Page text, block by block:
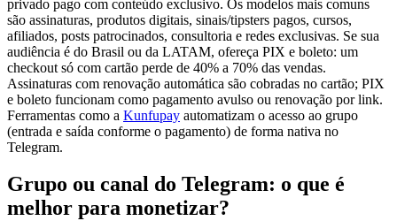
privado pago com conteúdo exclusivo. Os modelos mais comuns
são assinaturas, produtos digitais, sinais/tipsters pagos, cursos,
afiliados, posts patrocinados, consultoria e redes exclusivas. Se sua
audiência é do Brasil ou da LATAM, ofereça PIX e boleto: um
checkout só com cartão perde de 40% a 70% das vendas.
Assinaturas com renovação automática são cobradas no cartão; PIX
e boleto funcionam como pagamento avulso ou renovação por link.
Ferramentas como a Kunfupay automatizam o acesso ao grupo
(entrada e saída conforme o pagamento) de forma nativa no
Telegram.
Grupo ou canal do Telegram: o que é
melhor para monetizar?